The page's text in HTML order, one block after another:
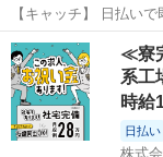
【キャッチ】 日払い
安心スタート♪】ウレ
1450円！ 【コメント】 ＼大手人材派遣会社で働きませんか♪／ 「新し
い職場は不安・...
富山 富山市
≪寮
系工
時給
日払い
株式